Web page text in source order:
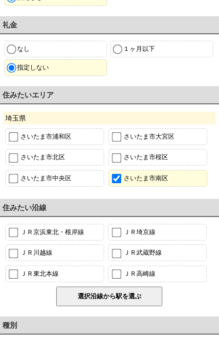
礼金
なし １ヶ月以下
指定しない
住みたいエリア
埼玉県
さいたま市浦和区 さいたま市大宮区
さいたま市北区 さいたま市桜区
さいたま市中央区 さいたま市南区
住みたい沿線
ＪＲ京浜東北・根岸線 ＪＲ埼京線
ＪＲ川越線 ＪＲ武蔵野線
ＪＲ東北本線 ＪＲ高崎線
種別